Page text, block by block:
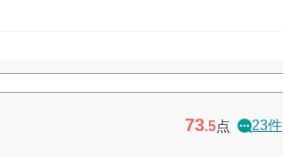
73.5点 23件